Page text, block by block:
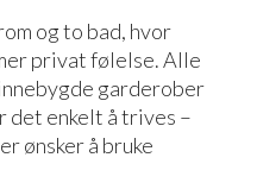
og to bad, hvor
privat følelse. Alle
garderober
det enkelt å trives –
ønsker å bruke